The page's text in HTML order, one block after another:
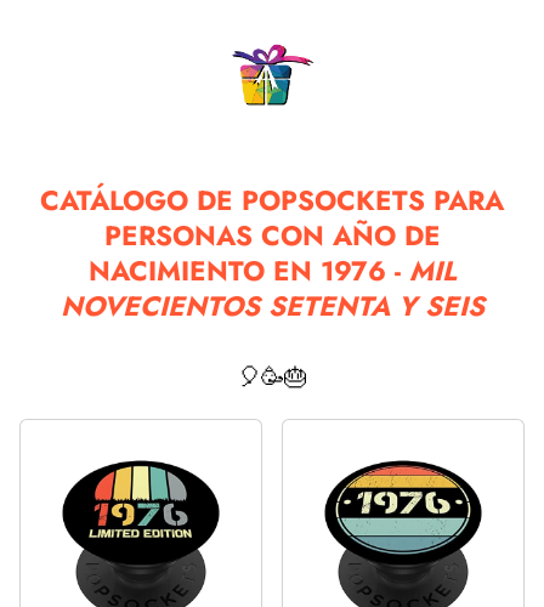
CATÁLOGO DE POPSOCKETS PARA
PERSONAS CON AÑO DE
NACIMIENTO EN 1976 - MIL
NOVECIENTOS SETENTA Y SEIS
🎈🥳🎂